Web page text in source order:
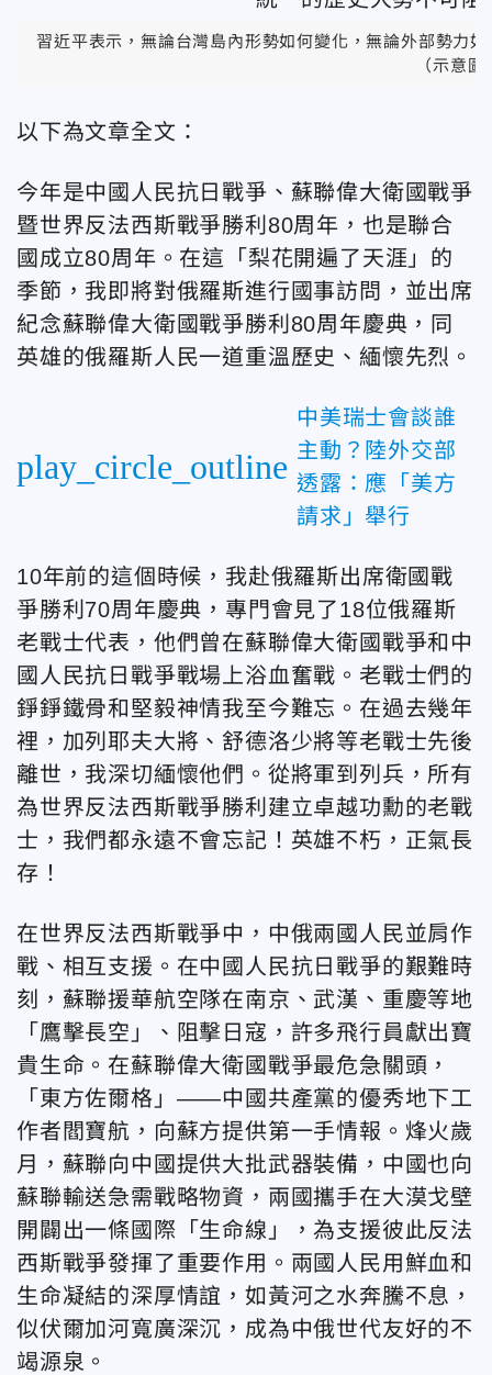
習近平表示，無論台灣島內形勢如何變化，無論外部勢力
（示意
以下為文章全文：
今年是中國人民抗日戰爭、蘇聯偉大衛國戰爭
暨世界反法西斯戰爭勝利80周年，也是聯合
國成立80周年。在這「梨花開遍了天涯」的
季節，我即將對俄羅斯進行國事訪問，並出席
紀念蘇聯偉大衛國戰爭勝利80周年慶典，同
英雄的俄羅斯人民一道重溫歷史、緬懷先烈。
play_circle_outline
中美瑞士會談誰
主動？陸外交部
透露：應「美方
請求」舉行
10年前的這個時候，我赴俄羅斯出席衛國戰
爭勝利70周年慶典，專門會見了18位俄羅斯
老戰士代表，他們曾在蘇聯偉大衛國戰爭和中
國人民抗日戰爭戰場上浴血奮戰。老戰士們的
錚錚鐵骨和堅毅神情我至今難忘。在過去幾年
裡，加列耶夫大將、舒德洛少將等老戰士先後
離世，我深切緬懷他們。從將軍到列兵，所有
為世界反法西斯戰爭勝利建立卓越功勳的老戰
士，我們都永遠不會忘記！英雄不朽，正氣長
存！
在世界反法西斯戰爭中，中俄兩國人民並肩作
戰、相互支援。在中國人民抗日戰爭的艱難時
刻，蘇聯援華航空隊在南京、武漢、重慶等地
「鷹擊長空」、阻擊日寇，許多飛行員獻出寶
貴生命。在蘇聯偉大衛國戰爭最危急關頭，
「東方佐爾格」——中國共產黨的優秀地下工
作者閻寶航，向蘇方提供第一手情報。烽火歲
月，蘇聯向中國提供大批武器裝備，中國也向
蘇聯輸送急需戰略物資，兩國攜手在大漠戈壁
開闢出一條國際「生命線」，為支援彼此反法
西斯戰爭發揮了重要作用。兩國人民用鮮血和
生命凝結的深厚情誼，如黃河之水奔騰不息，
似伏爾加河寬廣深沉，成為中俄世代友好的不
竭源泉。